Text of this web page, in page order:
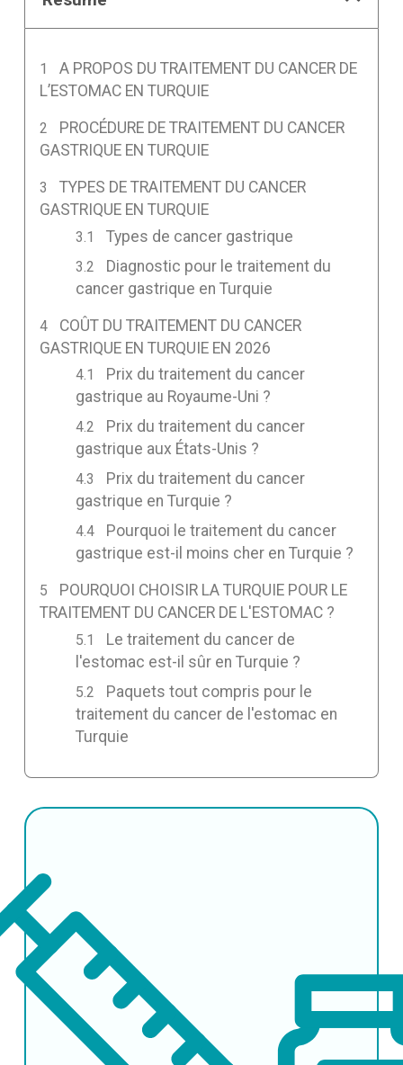
A PROPOS DU TRAITEMENT DU CANCER DE
L’ESTOMAC EN TURQUIE
PROCÉDURE DE TRAITEMENT DU CANCER
GASTRIQUE EN TURQUIE
TYPES DE TRAITEMENT DU CANCER
GASTRIQUE EN TURQUIE
Types de cancer gastrique
Diagnostic pour le traitement du
cancer gastrique en Turquie
COÛT DU TRAITEMENT DU CANCER
GASTRIQUE EN TURQUIE EN 2026
Prix du traitement du cancer
gastrique au Royaume-Uni ?
Prix du traitement du cancer
gastrique aux États-Unis ?
Prix du traitement du cancer
gastrique en Turquie ?
Pourquoi le traitement du cancer
gastrique est-il moins cher en Turquie ?
POURQUOI CHOISIR LA TURQUIE POUR LE
TRAITEMENT DU CANCER DE L'ESTOMAC ?
Le traitement du cancer de
l'estomac est-il sûr en Turquie ?
Paquets tout compris pour le
traitement du cancer de l'estomac en
Turquie